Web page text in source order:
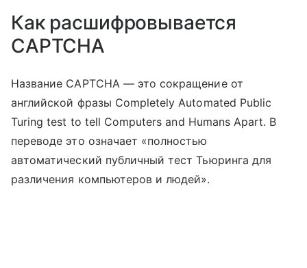
Как расшифровывается
CAPTCHA
Название CAPTCHA — это сокращение от
английской фразы Completely Automated Public
Turing test to tell Computers and Humans Apart. В
переводе это означает «полностью
автоматический публичный тест Тьюринга для
различения компьютеров и людей».